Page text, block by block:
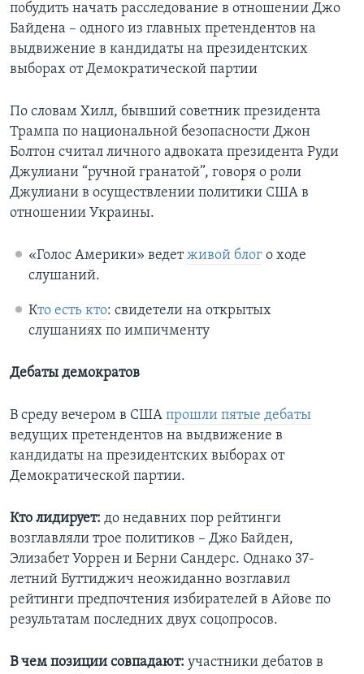
побудить начать расследование в отношении Джо
Байдена – одного из главных претендентов на
выдвижение в кандидаты на президентских
выборах от Демократической партии
По словам Хилл, бывший советник президента
Трампа по национальной безопасности Джон
Болтон считал личного адвоката президента Руди
Джулиани “ручной гранатой”, говоря о роли
Джулиани в осуществлении политики США в
отношении Украины.
«Голос Америки» ведетживой блого ходе
слушаний.
Кто есть кто: свидетели на открытых
слушаниях по импичменту
Дебаты демократов
В среду вечером в США прошли пятые дебаты
ведущих претендентов на выдвижение в
кандидаты на президентских выборах от
Демократической партии.
Кто лидирует: до недавних пор рейтинги
возглавляли трое политиков – Джо Байден,
Элизабет Уоррен и Берни Сандерс. Однако 37-
летний Буттиджич неожиданно возглавил
рейтинги предпочтения избирателей в Айове по
результатам последних двух соцопросов.
В чем позиции совпадают: участники дебатов в